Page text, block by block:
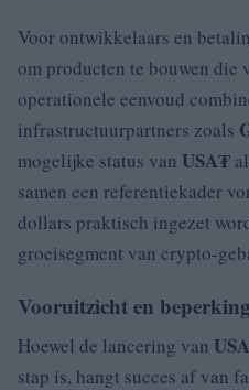
Voor ontwikkelaars en
om producten te bouwen die
operationele eenvoud
infrastructuurpartners zoals
mogelijke status van USA₮
samen een referentiekader
dollars praktisch ingezet
groeisegment van crypto-
Vooruitzicht en
Hoewel de lancering van
stap is, hangt succes af van